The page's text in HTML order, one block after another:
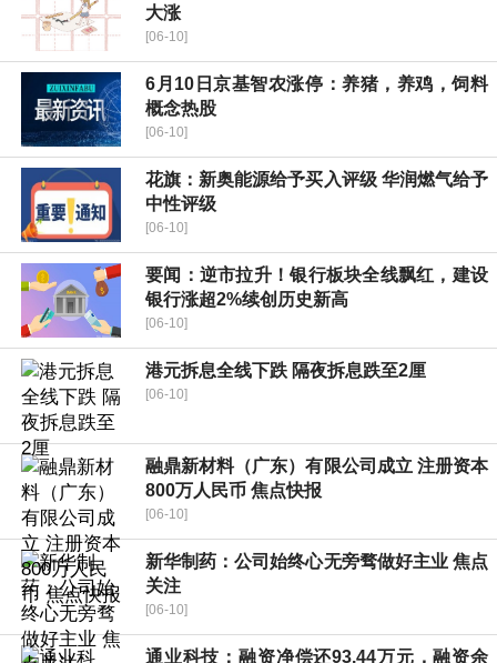
大涨
[06-10]
6月10日京基智农涨停：养猪，养鸡，饲料
概念热股
[06-10]
花旗：新奥能源给予买入评级 华润燃气给予
中性评级
[06-10]
要闻：逆市拉升！银行板块全线飘红，建设
银行涨超2%续创历史新高
[06-10]
港元拆息全线下跌 隔夜拆息跌至2厘
[06-10]
融鼎新材料（广东）有限公司成立 注册资本
800万人民币 焦点快报
[06-10]
新华制药：公司始终心无旁骛做好主业 焦点
关注
[06-10]
通业科技：融资净偿还93.44万元，融资余